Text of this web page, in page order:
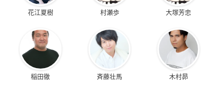
花江夏樹 村瀬歩 大塚芳忠
稲田徹 斉藤壮馬 木村昴